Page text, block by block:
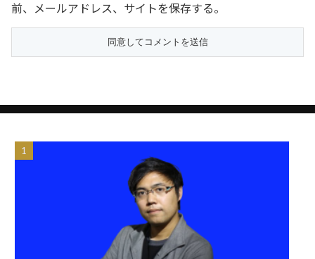
前、メールアドレス、サイトを保存する。